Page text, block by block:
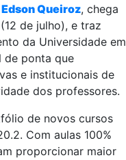
Queiroz, chega
de julho), e traz
da Universidade em
de ponta que
e institucionais de
dos professores.
de novos cursos
Com aulas 100%
proporcionar maior